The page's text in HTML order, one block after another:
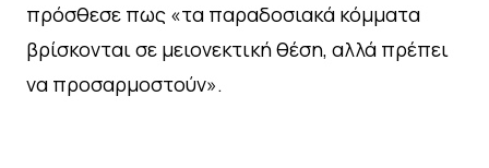
πρόσθεσε πως «τα παραδοσιακά κόμματα
βρίσκονται σε μειονεκτική θέση, αλλά πρέπει
να προσαρμοστούν».